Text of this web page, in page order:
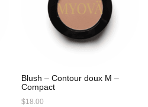
Blush – Contour doux M –
Compact
$18.00